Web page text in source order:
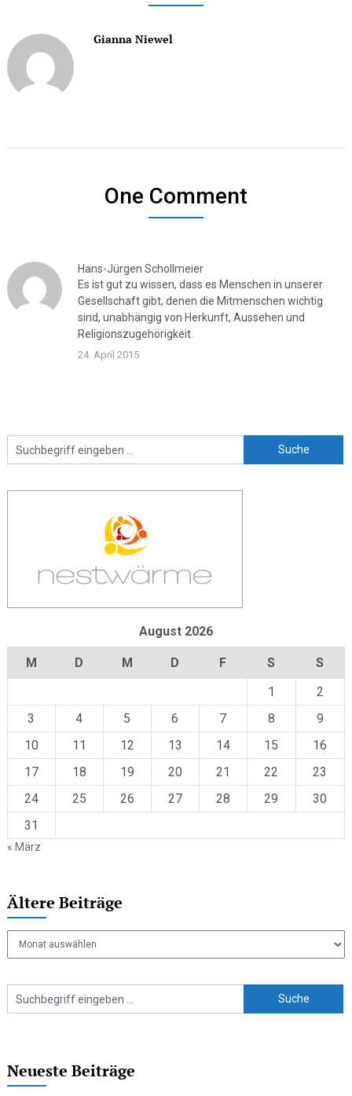
Gianna Niewel
One Comment
Hans-Jürgen Schollmeier
Es ist gut zu wissen, dass es Menschen in unserer
Gesellschaft gibt, denen die Mitmenschen wichtig
sind, unabhängig von Herkunft, Aussehen und
Religionszugehörigkeit.
24. April 2015
August 2026
M D M D F S
S
1
2
3
4 5 6 7 8
9
10
11 12 13 14 15
16
17
18 19 20 21 22
23
24
25 26 27 28 29
30
31
« März
Ältere Beiträge
Ältere
Neueste Beiträge